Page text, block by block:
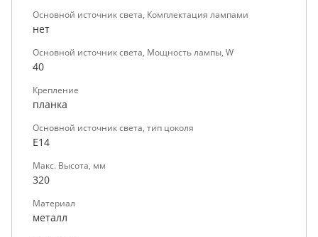
Основной источник света, Комплектация лампами
нет
Основной источник света, Мощность лампы, W
40
Крепление
планка
Основной источник света, тип цоколя
E14
Макс. Высота, мм
320
Материал
металл